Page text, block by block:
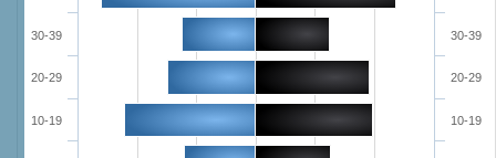
10-19
20-29
30-39
10-19
20-29
30-39